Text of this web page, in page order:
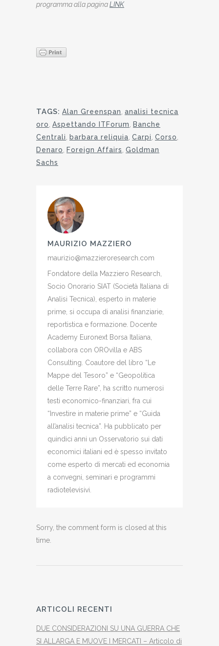
programma alla paginaLINK
TAGS: Alan Greenspan analisi tecnica
oro Aspettando ITForum
Banche
Centrali
barbara reliquia Carpi Corso
Denaro
Foreign Affairs Goldman
Sachs
MAURIZIO MAZZIERO
maurizio@mazzieroresearch.com
Fondatore della Mazziero Research,
Socio Onorario SIAT (Società Italiana di
Analisi Tecnica), esperto in materie
prime, si occupa di analisi finanziarie,
reportistica e formazione. Docente
Academy Euronext Borsa Italiana,
collabora con OROvilla e ABS
Consulting. Coautore del libro “Le
Mappe del Tesoro” e “Geopolitica
delle Terre Rare”, ha scritto numerosi
testi economico-finanziari, fra cui
“Investire in materie prime” e “Guida
all’analisi tecnica”. Ha pubblicato per
quindici anni un Osservatorio sui dati
economici italiani ed è spesso invitato
come esperto di mercati ed economia
a convegni, seminari e programmi
radiotelevisivi.
Sorry, the comment form is closed at this
time.
ARTICOLI RECENTI
DUE CONSIDERAZIONI SU UNA GUERRA CHE
SI ALLARGA E MUOVE I MERCATI – Articolo di